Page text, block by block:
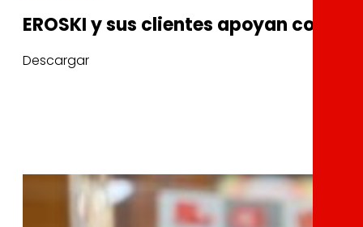
EROSKI y sus clientes apoyan con
Descargar